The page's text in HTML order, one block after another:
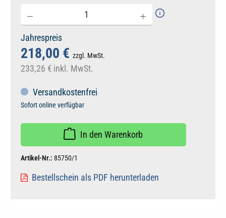
Jahrespreis
218,00 € zzgl. MwSt.
233,26 € inkl. MwSt.
Versandkostenfrei
Sofort online verfügbar
In den Warenkorb
Artikel-Nr.: 85750/1
Bestellschein als PDF herunterladen